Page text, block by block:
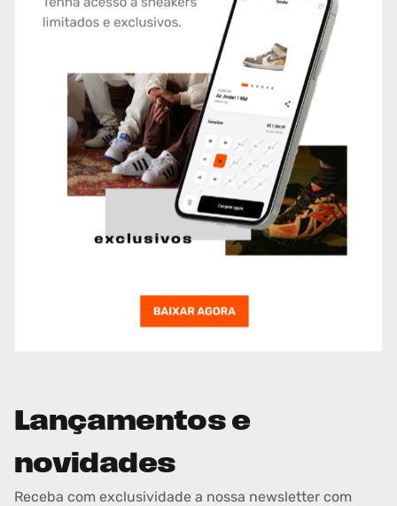
Lançamentos e
novidades
Receba com exclusividade a nossa newsletter com